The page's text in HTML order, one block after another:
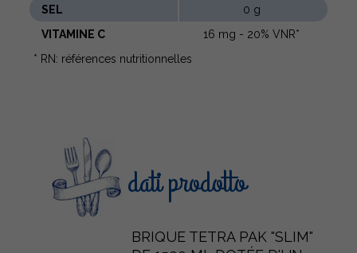
SEL
0 g
VITAMINE C
16 mg - 20% VNR*
* RN: références nutritionnelles
dati prodotto
BRIQUE TETRA PAK "SLIM"